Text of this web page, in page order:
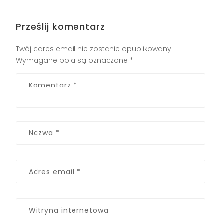
Prześlij komentarz
Twój adres email nie zostanie opublikowany.
Wymagane pola są oznaczone *